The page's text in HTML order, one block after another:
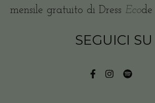
mensile gratuito di Dress Ecode
SEGUICI SU